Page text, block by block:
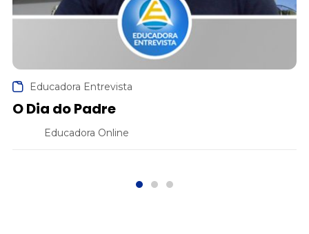
Educadora Entrevista
O Dia do Padre
Educadora Online